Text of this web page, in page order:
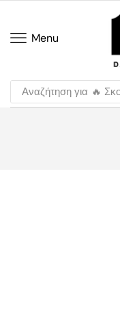
Menu
Αναζήτηση για 🔥